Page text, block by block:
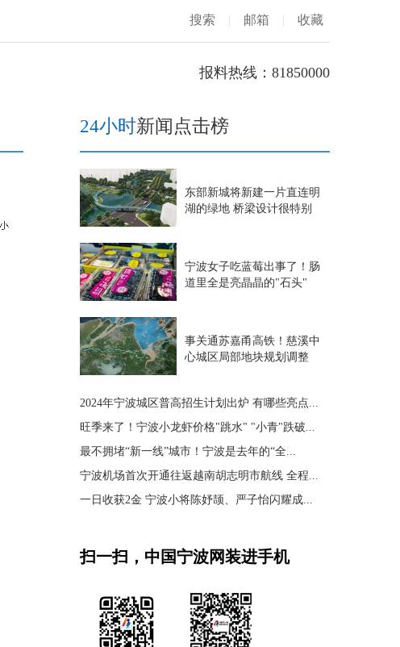
搜索 | 邮箱 | 收藏
报料热线：81850000
24小时新闻点击榜
东部新城将新建一片直连明
湖的绿地 桥梁设计很特别
宁波女子吃蓝莓出事了！肠
道里全是亮晶晶的"石头"
事关通苏嘉甬高铁！慈溪中
心城区局部地块规划调整
2024年宁波城区普高招生计划出炉 有哪些亮点...
旺季来了！宁波小龙虾价格"跳水" "小青"跌破...
最不拥堵“新一线”城市！宁波是去年的“全...
宁波机场首次开通往返越南胡志明市航线 全程...
一日收获2金 宁波小将陈妤颉、严子怡闪耀成...
扫一扫，中国宁波网装进手机